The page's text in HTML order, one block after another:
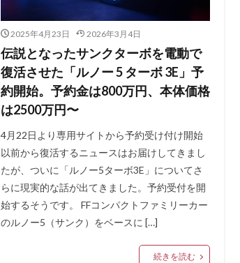
2025年4月23日 2026年3月4日
伝説となったサンクターボを電動で
復活させた「ルノー 5 ターボ 3E」予
約開始。予約金は800万円、本体価格
は2500万円〜
4月22日より専用サイトから予約受け付け開始
以前から復活するニュースはお届けしてきまし
たが、ついに「ルノー5ターボ3E」についてさ
らに現実的な話が出てきました。予約受付を開
始するそうです。 FFコンパクトファミリーカー
のルノー5（サンク）をベースに […]
続きを読む